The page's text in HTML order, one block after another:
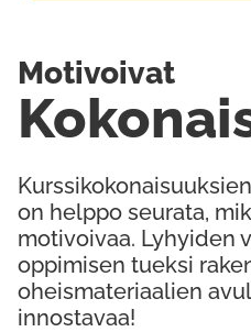
on helppo seurata,
motivoivaa. Lyhyiden
oppimisen tueksi
oheismateriaalien
innostavaa!
Motivoivat